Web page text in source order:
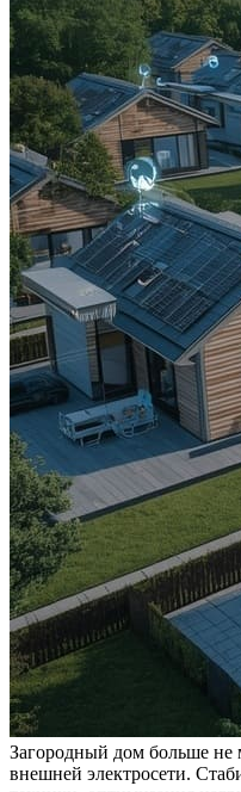
Загородный дом больше не
внешней электросети.